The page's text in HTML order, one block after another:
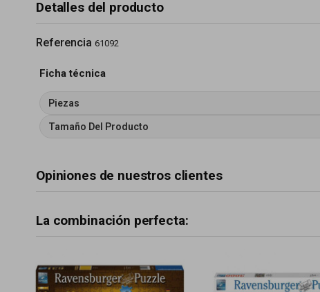
Detalles del producto
Referencia 61092
Ficha técnica
Piezas
Tamaño Del Producto
Opiniones de nuestros clientes
La combinación perfecta: